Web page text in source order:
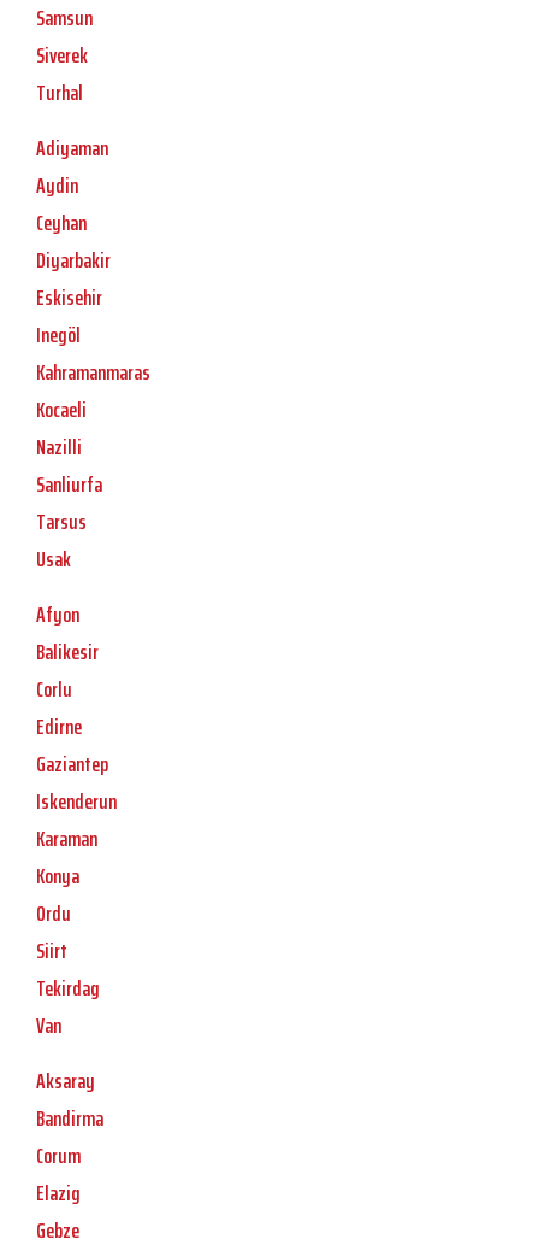
Samsun
Siverek
Turhal
Adiyaman
Aydin
Ceyhan
Diyarbakir
Eskisehir
Inegöl
Kahramanmaras
Kocaeli
Nazilli
Sanliurfa
Tarsus
Usak
Afyon
Balikesir
Corlu
Edirne
Gaziantep
Iskenderun
Karaman
Konya
Ordu
Siirt
Tekirdag
Van
Aksaray
Bandirma
Corum
Elazig
Gebze